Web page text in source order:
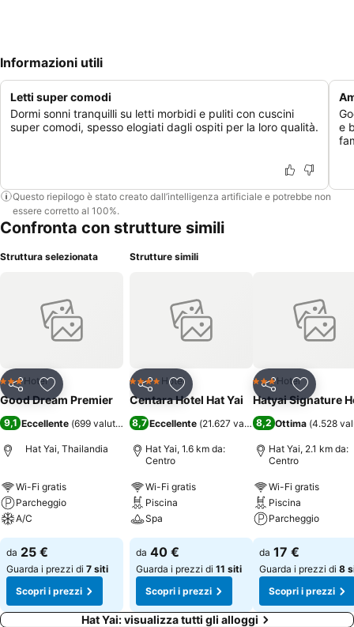
Informazioni utili
Letti super comodi
Dormi sonni tranquilli su letti morbidi e puliti con cuscini
super comodi, spesso elogiati dagli ospiti per la loro qualità.
e
Questo riepilogo è stato creato dall’intelligenza artificiale e potrebbe non
essere corretto al 100%.
Confronta con strutture simili
Struttura selezionata
CondividiAggiungi ai preferiti
3 StelleHotel
Good Dream Premier
9,1 Eccellente (699 valutazioni)
Hat Yai, Thailandia
Wi-Fi gratis
Parcheggio
A/C
da 25 €
Guarda i prezzi di 7 siti
Scopri i prezzi
Strutture simili
CondividiAggiungi ai preferiti
4 StelleHotel
Centara Hotel Hat Yai
8,7 Eccellente (21.627 valutazioni)
Hat Yai, 1.6 km da:
Centro
Wi-Fi gratis
Piscina
Spa
da 40 €
Guarda i prezzi di 11 siti
Scopri i prezzi
Condividi
3 StelleHotel
Hatyai Signature
8,2 Ottima (4.528
Hat Yai, 2.1 km da:
Centro
Wi-Fi gratis
Piscina
Parcheggio
da 17 €
Guarda i prezzi di 8
Scopri i prezzi
Hat Yai: visualizza tutti gli alloggi